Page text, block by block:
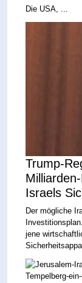
Die USA, ...
Trump-
Israels
Der mögliche
jene